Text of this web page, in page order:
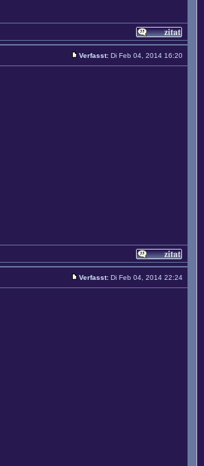
Verfasst: Di Feb 04, 2014 16:20
Verfasst: Di Feb 04, 2014 22:24